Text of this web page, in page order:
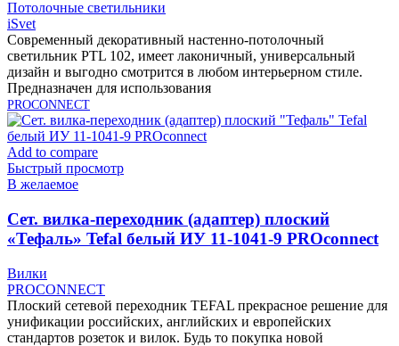
Потолочные светильники
iSvet
Современный декоративный настенно-потолочный
светильник PTL 102, имеет лаконичный, универсальный
дизайн и выгодно смотрится в любом интерьерном стиле.
Предназначен для использования
PROCONNECT
Add to compare
Быстрый просмотр
В желаемое
Cет. вилка-переходник (адаптер) плоский
«Тефаль» Tefal белый ИУ 11-1041-9 PROconnect
Вилки
PROCONNECT
Плоский сетевой переходник TEFAL прекрасное решение для
унификации российских, английских и европейских
стандартов розеток и вилок. Будь то покупка новой